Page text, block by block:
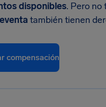
disponibles. Pero no
también tienen
compensación